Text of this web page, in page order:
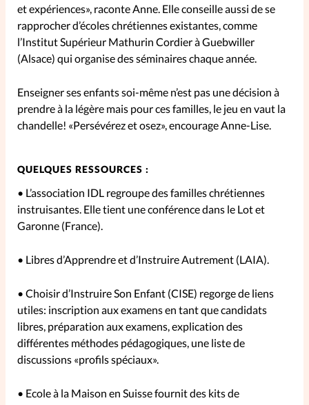
et expériences», raconte Anne. Elle conseille aussi de se
rapprocher d’écoles chrétiennes existantes, comme
l’Institut Supérieur Mathurin Cordier à Guebwiller
(Alsace) qui organise des séminaires chaque année.
Enseigner ses enfants soi-même n’est pas une décision à
prendre à la légère mais pour ces familles, le jeu en vaut la
chandelle! «Persévérez et osez», encourage Anne-Lise.
QUELQUES RESSOURCES :
• L’association IDL regroupe des familles chrétiennes
instruisantes. Elle tient une conférence dans le Lot et
Garonne (France).
• Libres d’Apprendre et d’Instruire Autrement (LAIA).
• Choisir d’Instruire Son Enfant (CISE) regorge de liens
utiles: inscription aux examens en tant que candidats
libres, préparation aux examens, explication des
différentes méthodes pédagogiques, une liste de
discussions «profils spéciaux».
• Ecole à la Maison en Suisse fournit des kits de